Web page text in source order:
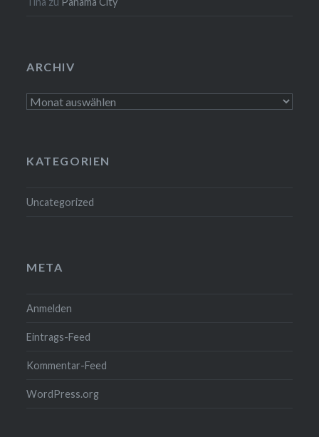
ARCHIV
Archiv
KATEGORIEN
Uncategorized
META
Anmelden
Eintrags-Feed
Kommentar-Feed
WordPress.org